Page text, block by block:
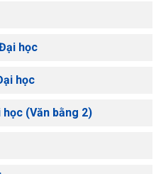
học
học
(Văn bằng 2)